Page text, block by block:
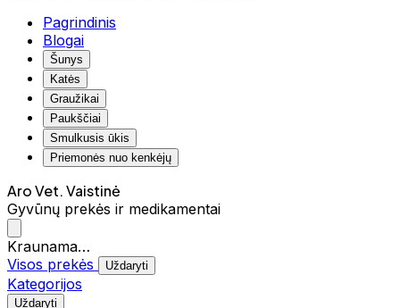
Pagrindinis
Blogai
Šunys
Katės
Graužikai
Paukščiai
Smulkusis ūkis
Priemonės nuo kenkėjų
Aro Vet. Vaistinė
Gyvūnų prekės ir medikamentai
Kraunama…
Visos prekės
Uždaryti
Kategorijos
Uždaryti